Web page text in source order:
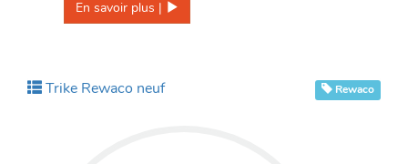
En savoir plus |
Trike Rewaco neuf Rewaco